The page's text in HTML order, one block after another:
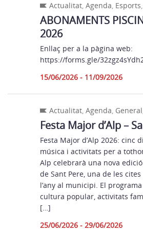
Actualitat,Agenda, Esports,
ABONAMENTS
2026
Enllaç per a la pàgina web:
https://forms.gle/
15/06/2026 - 11/09/2026
Actualitat,Agenda, General
Festa Major d’Alp –
Festa Major d’Alp 2026: cinc
música i activitats per a
Alp celebrarà una nova
de Sant Pere, una de les
l’any al municipi. El
cultura popular, activitats
[…]
25/06/2026 - 29/06/2026